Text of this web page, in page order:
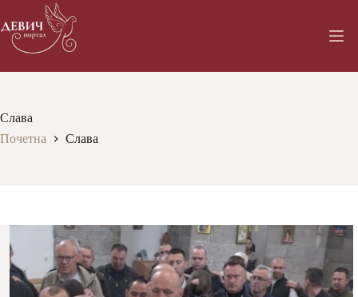
to
content
Слава
Почетна
Слава